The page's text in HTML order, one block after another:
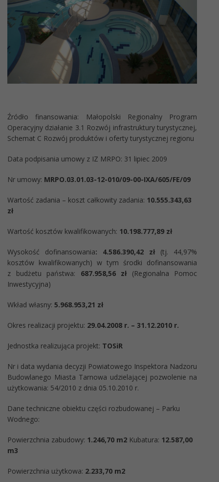
Źródło finansowania: Małopolski Regionalny Program
Operacyjny działanie 3.1 Rozwój infrastruktury turystycznej,
Schemat C Rozwój produktów i oferty turystycznej regionu
Data podpisania umowy z IZ MRPO: 31 lipiec 2009
Nr umowy: MRPO.03.01.03-12-010/09-00-IXA/605/FE/09
Wartość zadania – koszt całkowity zadania: 10.555.343,63
zł
Wartość kosztów kwalifikowanych: 10.198.777,89 zł
Wysokość dofinansowania: 4.586.390,42 zł (tj. 44,97%
kosztów kwalifikowanych) w tym środki dofinansowania
z budżetu państwa: 687.958,56 zł (Regionalna Pomoc
Inwestycyjna)
Wkład własny: 5.968.953,21 zł
Okres realizacji projektu: 29.04.2008 r. – 31.12.2010 r.
Jednostka realizująca projekt: TOSiR
Nr i data wydania decyzji Powiatowego Inspektora Nadzoru
Budowlanego Miasta Tarnowa udzielającej pozwolenie na
użytkowania: 54/2010 z dnia 05.10.2010 r.
Dane techniczne obiektu części rozbudowanej – Parku
Wodnego:
Powierzchnia zabudowy: 1.246,70 m2 Kubatura: 12.587,00
m3
Powierzchnia użytkowa: 2.233,70 m2